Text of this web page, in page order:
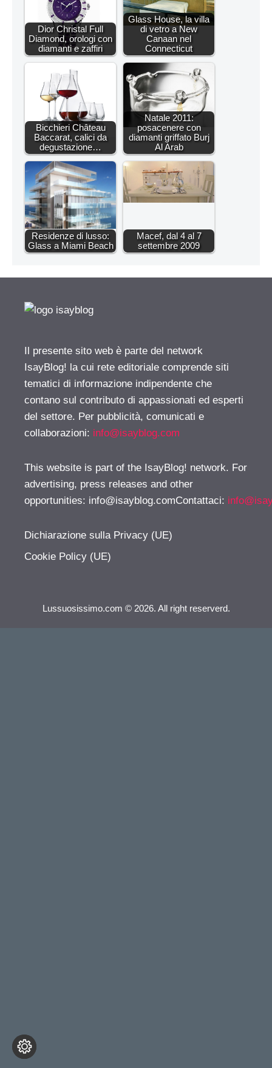
Dior Christal Full
Diamond, orologi con
diamanti e zaffiri
Glass House, la villa
di vetro a New
Canaan nel
Connecticut
Bicchieri Château
Baccarat, calici da
degustazione…
Natale 2011:
posacenere con
diamanti griffato Burj
Al Arab
Residenze di lusso:
Glass a Miami Beach
Macef, dal 4 al 7
settembre 2009
Il presente sito web è parte del network
IsayBlog! la cui rete editoriale comprende siti
tematici di informazione indipendente che
contano sul contributo di appassionati ed esperti
del settore. Per pubblicità, comunicati e
collaborazioni: info@isayblog.com
This website is part of the IsayBlog! network. For
advertising, press releases and other
opportunities: info@isayblog.comContattaci:
Dichiarazione sulla Privacy (UE)
Cookie Policy (UE)
Lussuosissimo.com © 2026. All right reserverd.